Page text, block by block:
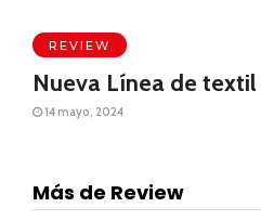
REVIEW
Nueva Línea de
14 mayo, 2024
Más de Review